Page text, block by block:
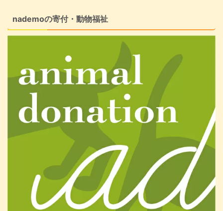
nademoの寄付・動物福祉